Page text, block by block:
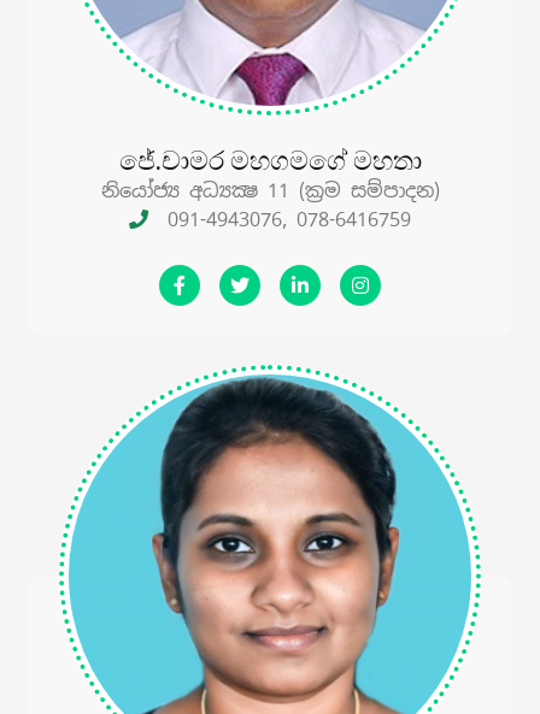
ජේ.චාමර මහගමගේ මහතා
නියෝජ්‍ය අධ්‍යක්‍ෂ 11 (ක්‍රම සම්පාදන)
091-4943076, 078-6416759